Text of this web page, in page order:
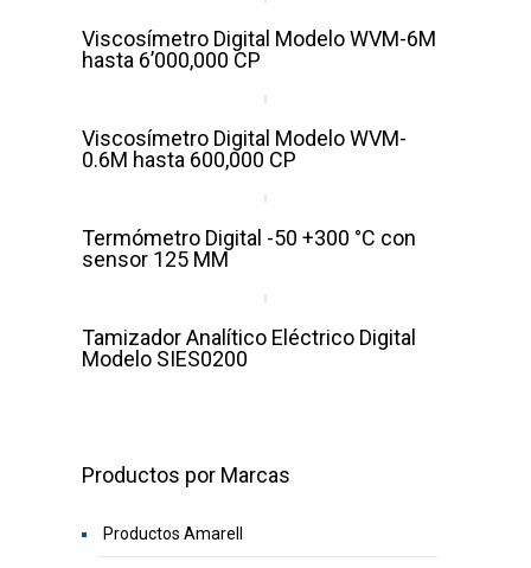
Viscosímetro Digital Modelo WVM-6M
hasta 6’000,000 CP
Viscosímetro Digital Modelo WVM-
0.6M hasta 600,000 CP
Termómetro Digital -50 +300 °C con
sensor 125 MM
Tamizador Analítico Eléctrico Digital
Modelo SIES0200
Productos por Marcas
Productos Amarell